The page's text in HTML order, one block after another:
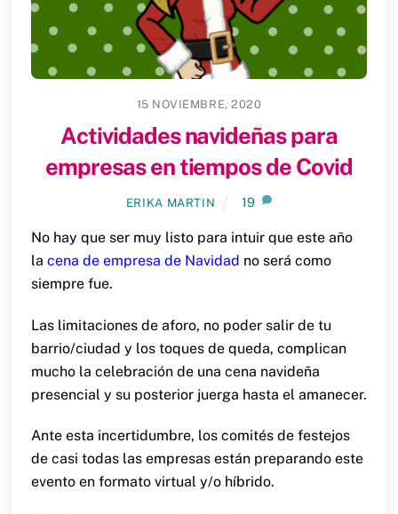
15 NOVIEMBRE, 2020
Actividades navideñas para
empresas en tiempos de Covid
ERIKA MARTIN 19
No hay que ser muy listo para intuir que este año
la cena de empresa de Navidad no será como
siempre fue.
Las limitaciones de aforo, no poder salir de tu
barrio/ciudad y los toques de queda, complican
mucho la celebración de una cena navideña
presencial y su posterior juerga hasta el amanecer.
Ante esta incertidumbre, los comités de festejos
de casi todas las empresas están preparando este
evento en formato virtual y/o híbrido.